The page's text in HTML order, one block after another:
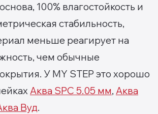
100% влагостойкость и
стабильность,
меньше реагирует на
чем обычные
У MY STEP это хорошо
Аква SPC 5.05 мм, Аква
Вуд.